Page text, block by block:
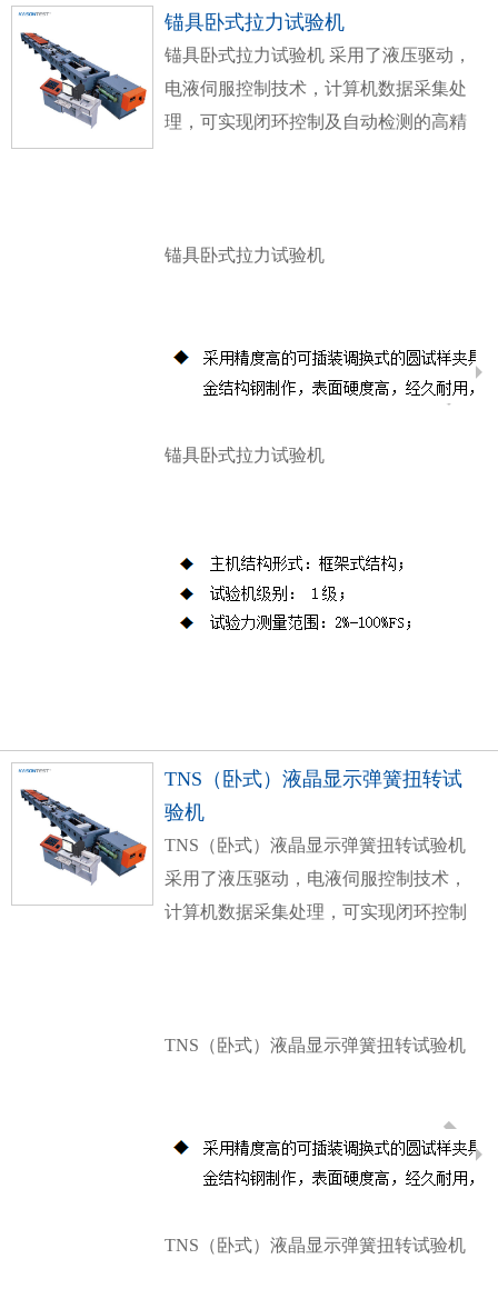
锚具卧式拉力试验机
锚具卧式拉力试验机采用了液压驱动，
电液伺服控制技术，计算机数据采集处
理，可实现闭环控制及自动检测的高精
等级为1级。
锚具卧式拉力试验机
锚具卧式拉力试验机
TNS（卧式）液晶显示弹簧扭转试
验机
TNS（卧式）液晶显示弹簧扭转试验机
采用了液压驱动，电液伺服控制技术，
计算机数据采集处理，可实现闭环控制
2000kN，试验机准确度等级为1级。
TNS（卧式）液晶显示弹簧扭转试验机
TNS（卧式）液晶显示弹簧扭转试验机